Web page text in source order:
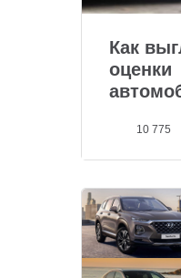
Как
оценки
10 775